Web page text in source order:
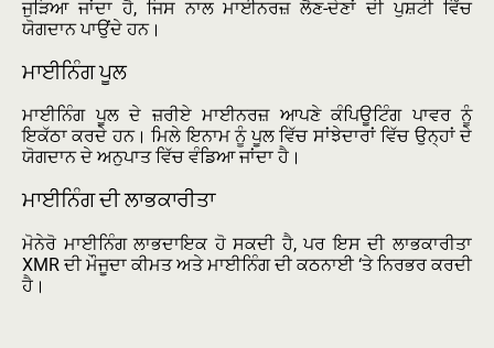
ਜੁੜਿਆ ਜਾਂਦਾ ਹੈ, ਜਿਸ ਨਾਲ ਮਾਈਨਰਜ਼ ਲੈਣ-ਦੇਣਾਂ ਦੀ ਪੁਸ਼ਟੀ ਵਿੱਚ
ਯੋਗਦਾਨ ਪਾਉਂਦੇ ਹਨ।
ਮਾਈਨਿੰਗ ਪੂਲ
ਮਾਈਨਿੰਗ ਪੂਲ ਦੇ ਜ਼ਰੀਏ ਮਾਈਨਰਜ਼ ਆਪਣੇ ਕੰਪਿਊਟਿੰਗ ਪਾਵਰ ਨੂੰ
ਇਕੱਠਾ ਕਰਦੇ ਹਨ। ਮਿਲੇ ਇਨਾਮ ਨੂੰ ਪੂਲ ਵਿੱਚ ਸਾਂਝੇਦਾਰਾਂ ਵਿੱਚ ਉਨ੍ਹਾਂ ਦੇ
ਯੋਗਦਾਨ ਦੇ ਅਨੁਪਾਤ ਵਿੱਚ ਵੰਡਿਆ ਜਾਂਦਾ ਹੈ।
ਮਾਈਨਿੰਗ ਦੀ ਲਾਭਕਾਰੀਤਾ
ਮੋਨੇਰੋ ਮਾਈਨਿੰਗ ਲਾਭਦਾਇਕ ਹੋ ਸਕਦੀ ਹੈ, ਪਰ ਇਸ ਦੀ ਲਾਭਕਾਰੀਤਾ
XMR ਦੀ ਮੌਜੂਦਾ ਕੀਮਤ ਅਤੇ ਮਾਈਨਿੰਗ ਦੀ ਕਠਨਾਈ ‘ਤੇ ਨਿਰਭਰ ਕਰਦੀ
ਹੈ।